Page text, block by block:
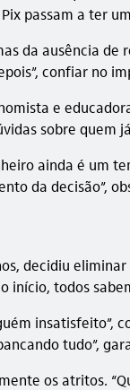
passam a ter
da ausência
confiar no
e
sobre quem
ainda é um
da decisão”,
decidiu
início, todos
insatisfeito”,
tudo”,
os atritos.